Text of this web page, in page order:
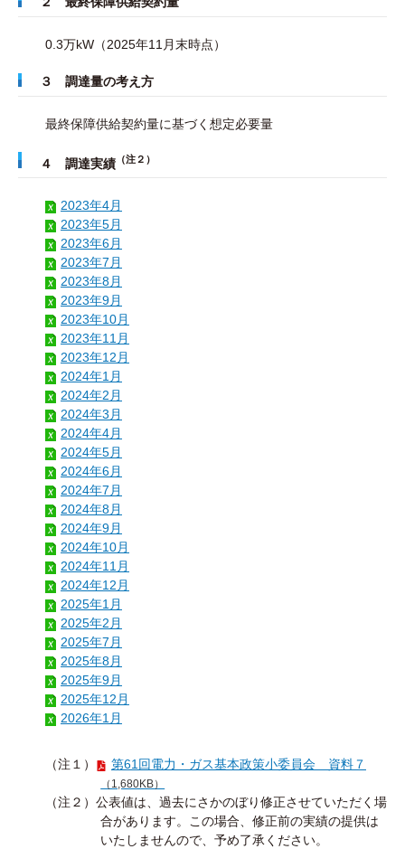
0.3万kW（2025年11月末時点）
３ 調達量の考え方
最終保障供給契約量に基づく想定必要量
４ 調達実績 （注２）
2023年4月
2023年5月
2023年6月
2023年7月
2023年8月
2023年9月
2023年10月
2023年11月
2023年12月
2024年1月
2024年2月
2024年3月
2024年4月
2024年5月
2024年6月
2024年7月
2024年8月
2024年9月
2024年10月
2024年11月
2024年12月
2025年1月
2025年2月
2025年7月
2025年8月
2025年9月
2025年12月
2026年1月
（注１） 第61回電力・ガス基本政策小委員会 資料７
（1,680KB）
（注２）公表値は、過去にさかのぼり修正させていただく場
合があります。この場合、修正前の実績の提供は
いたしませんので、予め了承ください。